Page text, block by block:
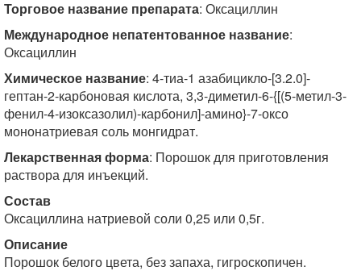
Торговое название препарата: Оксациллин
Международное непатентованное название:
Оксациллин
Химическое название: 4-тиа-1 азабицикло-[3.2.0]-
гептан-2-карбоновая кислота, 3,3-диметил-6-{[(5-метил-3-
фенил-4-изоксазолил)-карбонил]-амино}-7-оксо
мононатриевая соль монгидрат.
Лекарственная форма: Порошок для приготовления
раствора для инъекций.
Состав
Оксациллина натриевой соли 0,25 или 0,5г.
Описание
Порошок белого цвета, без запаха, гигроскопичен.